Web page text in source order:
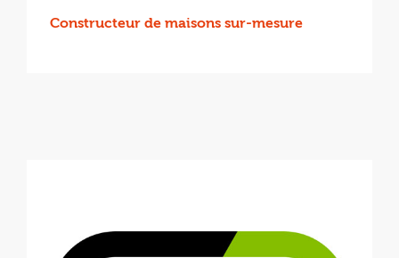
Constructeur de maisons sur-mesure